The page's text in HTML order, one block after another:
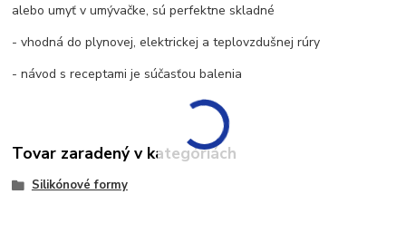
alebo umyť v umývačke, sú perfektne skladné
- vhodná do plynovej, elektrickej a teplovzdušnej rúry
- návod s receptami je súčasťou balenia
Tovar zaradený v kategóriách
Silikónové formy